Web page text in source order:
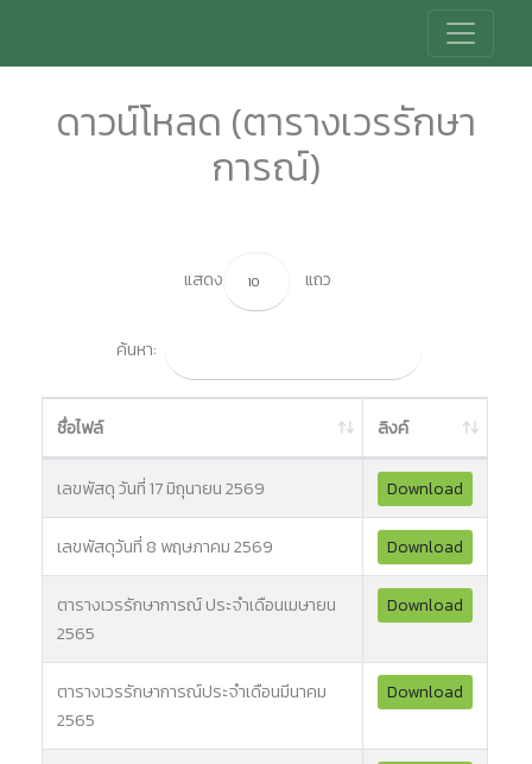
ดาวน์โหลด (ตารางเวรรักษา
การณ์)
แสดง แถว
ค้นหา:
ชื่อไฟล์ ลิงค์
เลขพัสดุ วันที่ 17 มิถุนายน 2569 Download
เลขพัสดุวันที่ 8 พฤษภาคม 2569 Download
ตารางเวรรักษาการณ์ ประจำเดือนเมษายน
2565
Download
ตารางเวรรักษาการณ์ประจำเดือนมีนาคม
2565
Download